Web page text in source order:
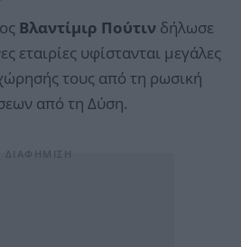
Βλαντίμιρ Πούτιν δήλωσε
εταιρίες υφίστανται μεγάλες
τους από τη ρωσική
από τη Δύση.